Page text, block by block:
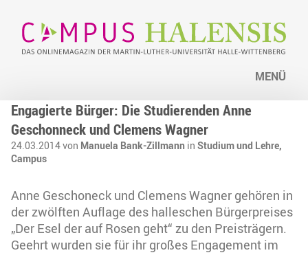
MENÜ
Engagierte Bürger: Die Studierenden Anne
Geschonneck und Clemens Wagner
24.03.2014 von Manuela Bank-Zillmann in Studium und Lehre,
Campus
Anne Geschoneck und Clemens Wagner gehören in
der zwölften Auflage des halleschen Bürgerpreises
„Der Esel der auf Rosen geht“ zu den Preisträgern.
Geehrt wurden sie für ihr großes Engagement im